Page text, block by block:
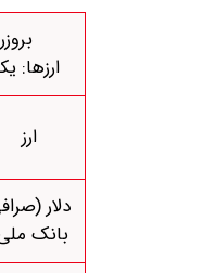
ارزها: یکشنبه
ارز
دلار
بانک